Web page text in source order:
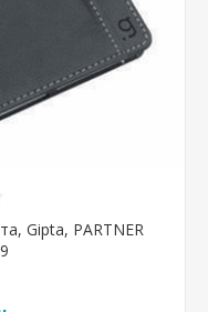
Gipta, PARTNER